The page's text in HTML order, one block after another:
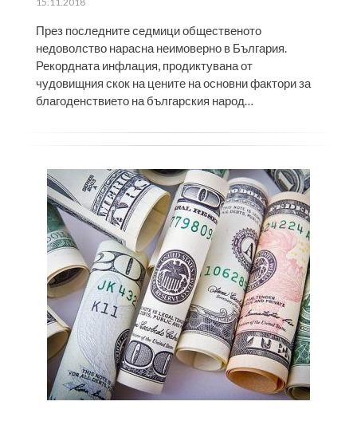
През последните седмици общественото
недоволство нарасна неимоверно в България.
Рекордната инфлация, продиктувана от
чудовищния скок на цените на основни фактори за
благоденствието на българския народ…